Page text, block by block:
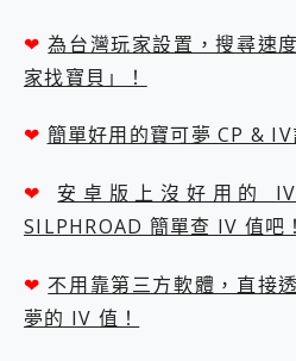
❤為台灣玩家設置，搜尋速
家找寶貝」！
❤ 簡單好用的寶可夢 CP &
❤ 安卓版上沒好用的
SILPHROAD 簡單查 IV 值吧！
❤ 不用靠第三方軟體，直接
夢的 IV 值！